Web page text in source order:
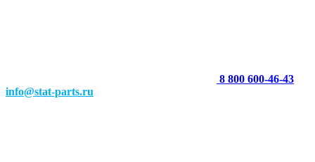
8 800 600-46-43
info@stat-parts.ru